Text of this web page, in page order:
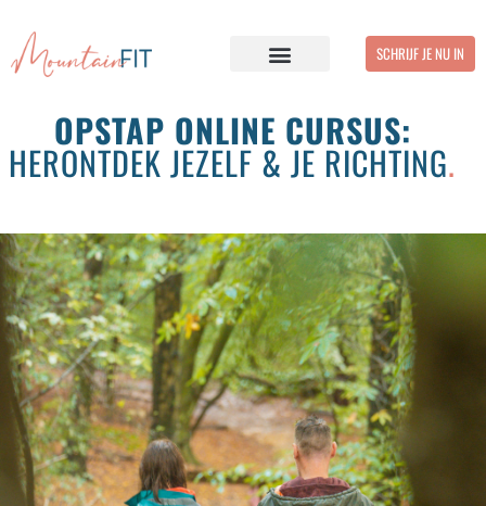
SCHRIJF JE NU IN
OPSTAP ONLINE CURSUS:
HERONTDEK JEZELF & JE RICHTING.